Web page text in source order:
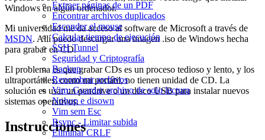
Extraer páginas de un PDF
Encontrar archivos duplicados
Esconder el mouse
Calcular tiempo de ejecución
SSH Tunnel
Seguridad y Criptografía
Backup
Renombrar archivos
Vim: Guardar archivo de solo lectura
Nohup e disown
Vim sem Esc
Rsync - Limitar subida
Eliminar CRLF
Windows en algún ordenador.
Mi universidad me da acceso al software de Microsoft a través de
MSDN. Allí puedo descargar una imagen .iso de Windows hecha
para grabar en CD.
El problema es que grabar CDs es un proceso tedioso y lento, y los
ultraportátiles, como mi portátil, no tienen unidad de CD. La
solución es usar un pendrive o un disco USB para instalar nuevos
sistemas operativos.
Instrucciones